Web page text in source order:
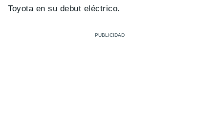
Toyota en su debut eléctrico.